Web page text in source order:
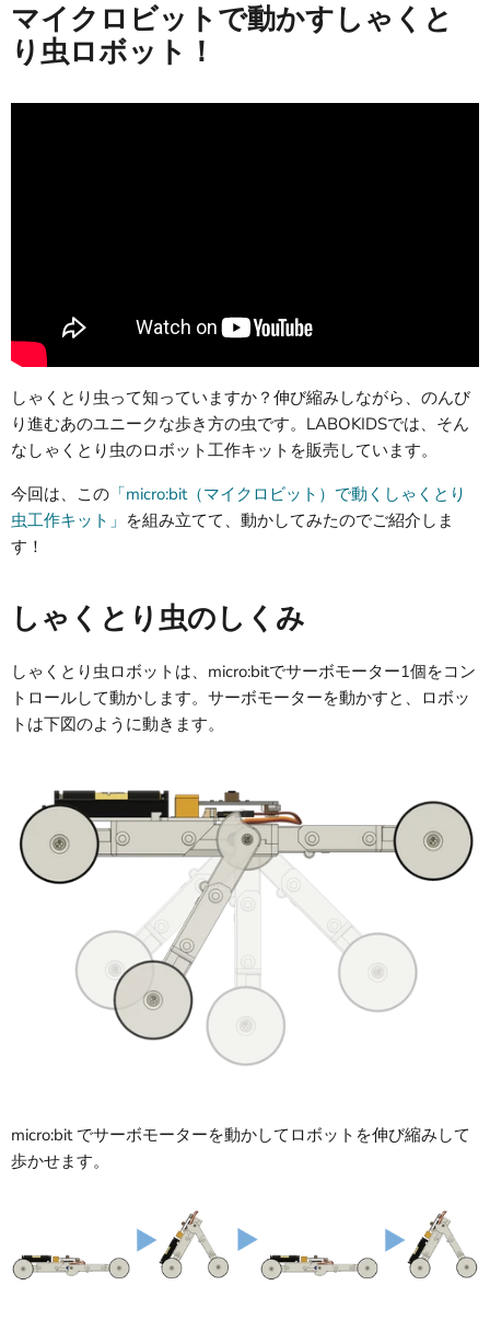
マイクロビットで動かすしゃくと
り虫ロボット！
しゃくとり虫って知っていますか？伸び縮みしながら、のんび
り進むあのユニークな歩き方の虫です。LABOKIDSでは、そん
なしゃくとり虫のロボット工作キットを販売しています。
今回は、この 「micro:bit（マイクロビット）で動くしゃくとり
虫工作キット 」 を組み立てて、動かしてみたのでご紹介しま
す！
しゃくとり虫のしくみ
しゃくとり虫ロボットは、 micro:bitでサーボモーター1個をコン
トロールして動かします。 サーボモーターを動かすと、ロボッ
トは下図のように動きます。
micro:bit でサーボモーターを動かしてロボットを伸び縮みして
歩かせます。